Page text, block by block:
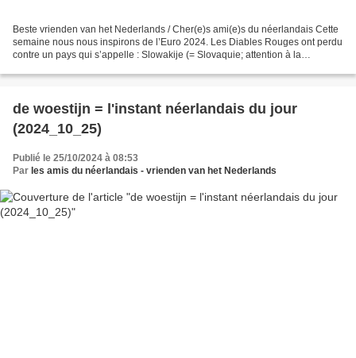
Beste vrienden van het Nederlands / Cher(e)s ami(e)s du néerlandais Cette
semaine nous nous inspirons de l’Euro 2024. Les Diables Rouges ont perdu
contre un pays qui s’appelle : Slowakije (= Slovaquie; attention à la
Slowakije.ogg)...
de woestijn = l'instant néerlandais du jour
(2024_10_25)
Publié le 25/10/2024 à 08:53
Par les amis du néerlandais - vrienden van het Nederlands